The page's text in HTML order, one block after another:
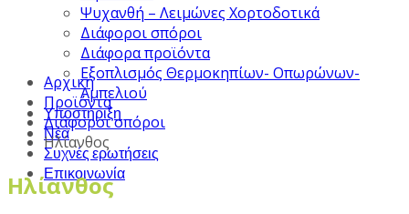
Ψυχανθή – Λειμώνες Χορτοδοτικά
Διάφοροι σπόροι
Διάφορα προϊόντα
Εξοπλισμός Θερμοκηπίων- Οπωρώνων-
Αμπελιού
Υποστήριξη
Νέα
Συχνές ερωτήσεις
Επικοινωνία
Αρχική
Προϊόντα
Διάφοροι σπόροι
Ηλίανθος
Ηλίανθος